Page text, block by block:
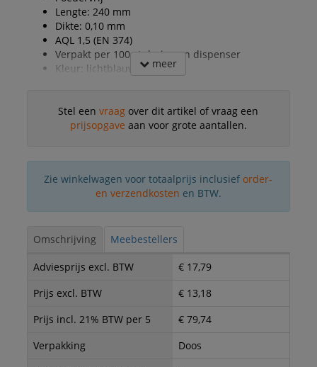
Lengte: 240 mm
Dikte: 0,10 mm
AQL 1,5 (EN 374)
Verpakt per 100 stuks in een dispenser
Kleur: lichtblauw
meer
Stel eenvraag over dit artikel of vraag een
prijsopgave aan voor grote aantallen.
Zie winkelwagen voor totaalprijs inclusief order-
en verzendkosten en BTW.
Omschrijving Meebestellers
Adviesprijs excl. BTW
€ 17,79
Prijs excl. BTW
€ 13,18
Prijs incl. 21% BTW per 5
€ 79,74
Verpakking
Doos